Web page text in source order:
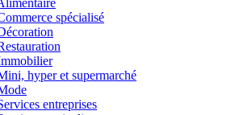
spécialisé
hyper et supermarché
entreprises